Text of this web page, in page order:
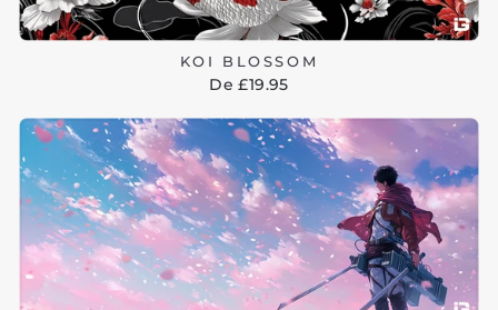
KOI BLOSSOM
De £19.95